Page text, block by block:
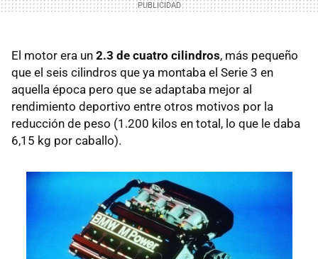
El motor era un 2.3 de cuatro cilindros, más pequeño
que el seis cilindros que ya montaba el Serie 3 en
aquella época pero que se adaptaba mejor al
rendimiento deportivo entre otros motivos por la
reducción de peso (1.200 kilos en total, lo que le daba
6,15 kg por caballo).